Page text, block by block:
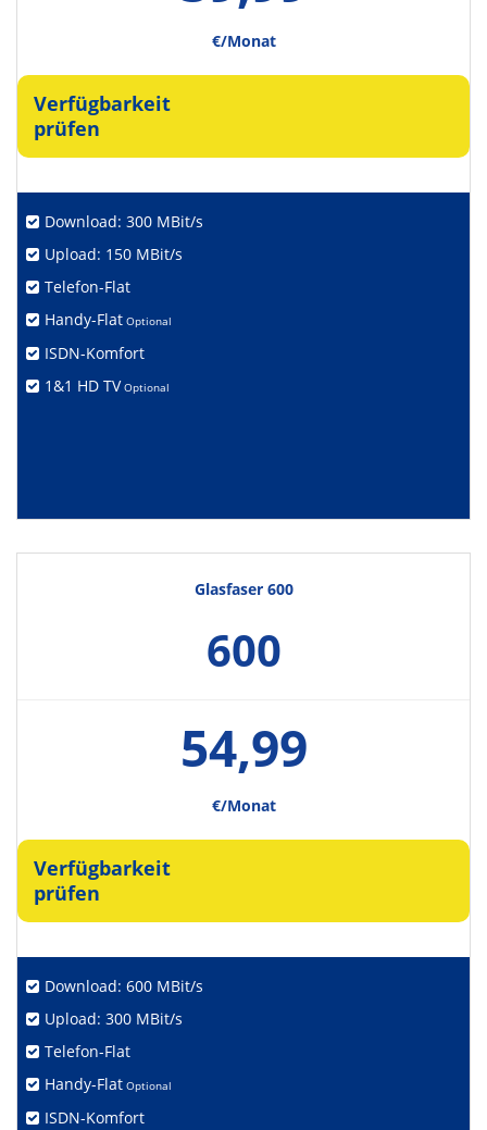
€/Monat
Verfügbarkeit
prüfen
Download: 300 MBit/s
Upload: 150 MBit/s
Telefon-Flat
Handy-Flat Optional
ISDN-Komfort
1&1 HD TV Optional
Glasfaser 600
600
54,99
€/Monat
Verfügbarkeit
prüfen
Download: 600 MBit/s
Upload: 300 MBit/s
Telefon-Flat
Handy-Flat Optional
ISDN-Komfort